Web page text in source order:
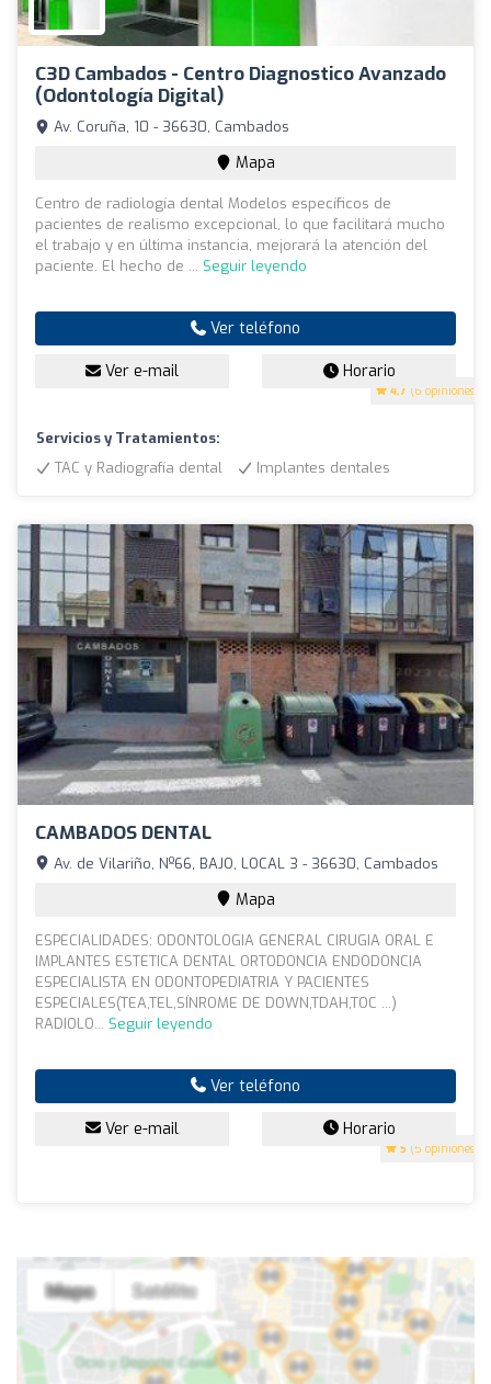
C3D Cambados - Centro Diagnostico Avanzado
(Odontología Digital)
4.7 (6 opiniones)
Av. Coruña, 10 - 36630, Cambados
Mapa
Centro de radiología dental Modelos específicos de
pacientes de realismo excepcional, lo que facilitará mucho
el trabajo y en última instancia, mejorará la atención del
paciente. El hecho de ... Seguir leyendo
Ver teléfono
Ver e-mail Horario
Servicios y Tratamientos:
TAC y Radiografía dental
Implantes dentales
CAMBADOS DENTAL
5 (5 opiniones)
Av. de Vilariño, Nº66, BAJO, LOCAL 3 - 36630, Cambados
Mapa
ESPECIALIDADES: ODONTOLOGIA GENERAL CIRUGIA ORAL E
IMPLANTES ESTETICA DENTAL ORTODONCIA ENDODONCIA
ESPECIALISTA EN ODONTOPEDIATRIA Y PACIENTES
ESPECIALES(TEA,TEL,SÍNROME DE DOWN,TDAH,TOC ...)
RADIOLO... Seguir leyendo
Ver teléfono
Ver e-mail Horario